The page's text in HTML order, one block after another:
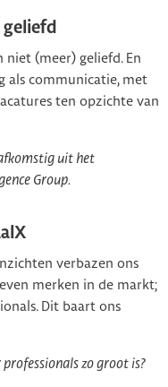
(meer) geliefd. En
als communicatie, met
ten opzichte van
uit het
Group.
verbazen ons
merken in de markt;
Dit baart ons
zo groot is?